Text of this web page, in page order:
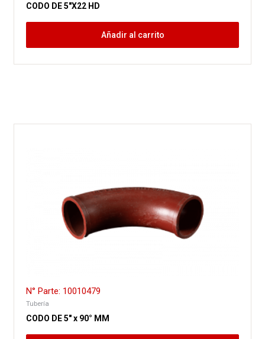
CODO DE 5″X22 HD
Añadir al carrito
N° Parte: 10010479
Tubería
CODO DE 5″ x 90° MM